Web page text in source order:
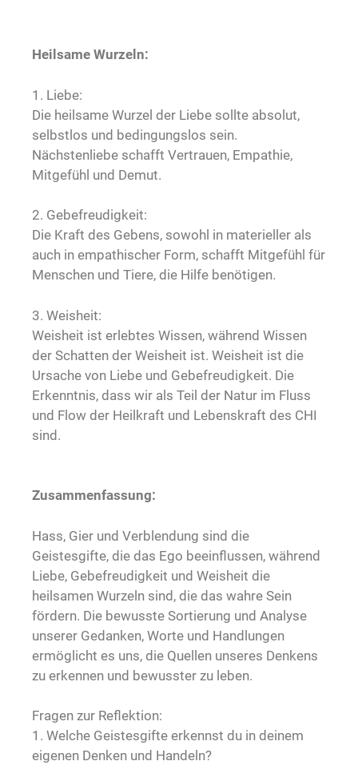
Heilsame Wurzeln:
1. Liebe:
Die heilsame Wurzel der Liebe sollte absolut,
selbstlos und bedingungslos sein.
Nächstenliebe schafft Vertrauen, Empathie,
Mitgefühl und Demut.
2. Gebefreudigkeit:
Die Kraft des Gebens, sowohl in materieller als
auch in empathischer Form, schafft Mitgefühl für
Menschen und Tiere, die Hilfe benötigen.
3. Weisheit:
Weisheit ist erlebtes Wissen, während Wissen
der Schatten der Weisheit ist. Weisheit ist die
Ursache von Liebe und Gebefreudigkeit. Die
Erkenntnis, dass wir als Teil der Natur im Fluss
und Flow der Heilkraft und Lebenskraft des CHI
sind.
Zusammenfassung:
Hass, Gier und Verblendung sind die
Geistesgifte, die das Ego beeinflussen, während
Liebe, Gebefreudigkeit und Weisheit die
heilsamen Wurzeln sind, die das wahre Sein
fördern. Die bewusste Sortierung und Analyse
unserer Gedanken, Worte und Handlungen
ermöglicht es uns, die Quellen unseres Denkens
zu erkennen und bewusster zu leben.
Fragen zur Reflektion:
1. Welche Geistesgifte erkennst du in deinem
eigenen Denken und Handeln?